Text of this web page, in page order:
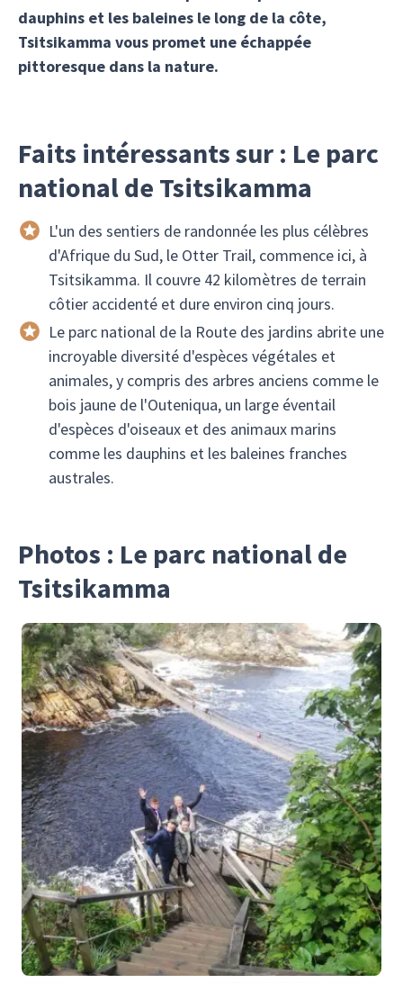
dauphins et les baleines le long de la côte,
Tsitsikamma vous promet une échappée
pittoresque dans la nature.
Faits intéressants sur : Le parc
national de Tsitsikamma
L'un des sentiers de randonnée les plus célèbres
d'Afrique du Sud, le Otter Trail, commence ici, à
Tsitsikamma. Il couvre 42 kilomètres de terrain
côtier accidenté et dure environ cinq jours.
Le parc national de la Route des jardins abrite une
incroyable diversité d'espèces végétales et
animales, y compris des arbres anciens comme le
bois jaune de l'Outeniqua, un large éventail
d'espèces d'oiseaux et des animaux marins
comme les dauphins et les baleines franches
australes.
Photos : Le parc national de
Tsitsikamma